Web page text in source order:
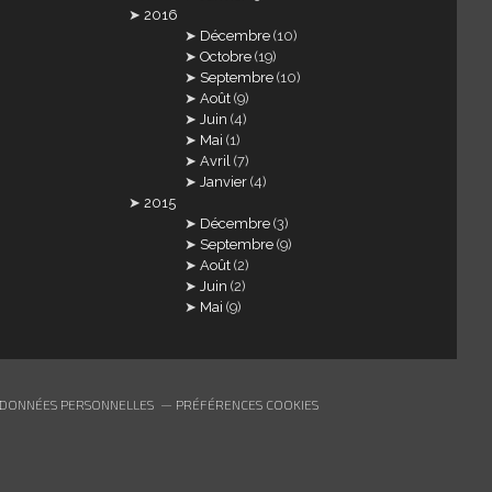
2016
Décembre (10)
Octobre (19)
Septembre (10)
Août (9)
Juin (4)
Mai (1)
Avril (7)
Janvier (4)
2015
Décembre (3)
Septembre (9)
Août (2)
Juin (2)
Mai (9)
PERSONNELLES PRÉFÉRENCES COOKIES